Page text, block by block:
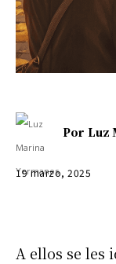
Por Luz
19 marzo, 2025
A ellos se les